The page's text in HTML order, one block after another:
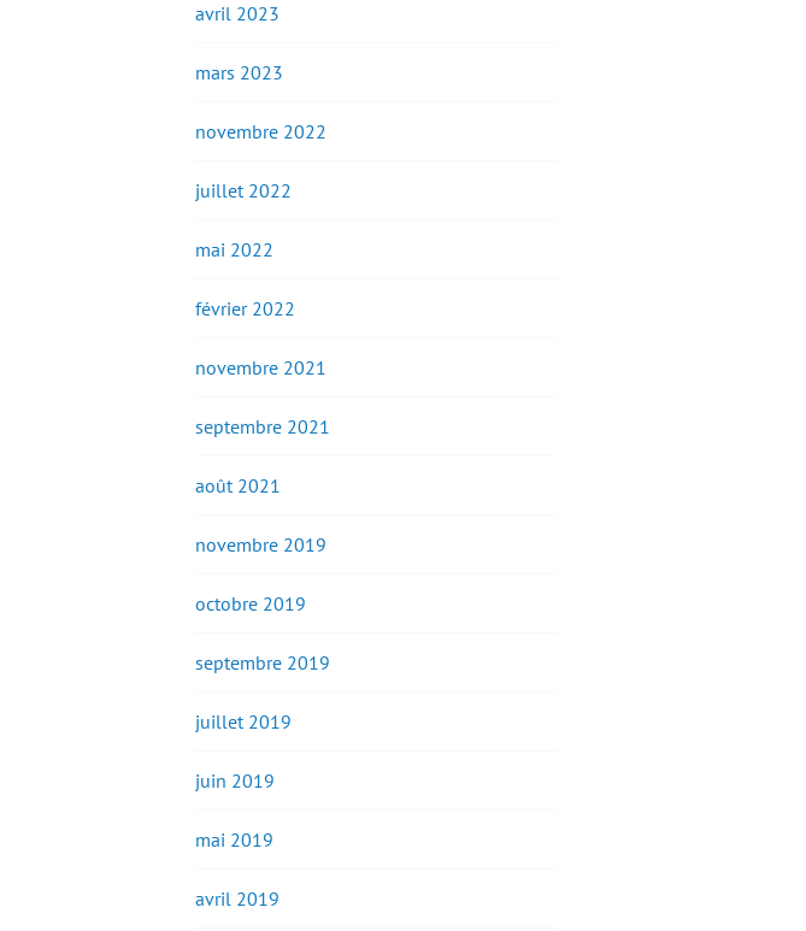
avril 2023
mars 2023
novembre 2022
juillet 2022
mai 2022
février 2022
novembre 2021
septembre 2021
août 2021
novembre 2019
octobre 2019
septembre 2019
juillet 2019
juin 2019
mai 2019
avril 2019